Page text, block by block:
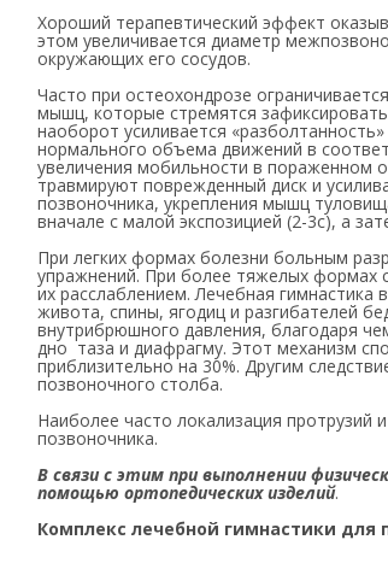
Хороший терапевтический эффект
этом увеличивается диаметр
окружающих его сосудов.
Часто при остеохондрозе
мышц, которые стремятся
наоборот усиливается
нормального объема движений в
увеличения мобильности в пораженном
травмируют поврежденный диск и
позвоночника, укрепления мышц
вначале с малой экспозицией (2-3с), а
При легких формах болезни больным
упражнений. При более тяжелых формах
их расслаблением. Лечебная
живота, спины, ягодиц и разгибателей
внутрибрюшного давления, благодаря
дно таза и диафрагму. Этот механизм
приблизительно на 30%. Другим
позвоночного столба.
Наиболее часто локализация
позвоночника.
В связи с этим при выполнении
помощью ортопедических изделий.
Комплекс лечебной гимнастики для